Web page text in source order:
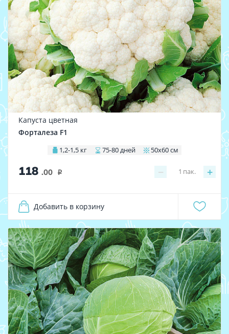
Капуста цветная
Форталеза F1
1,2-1,5 кг 75-80 дней 50х60 см
118 .00 i − +
1 пак.
Добавить в корзину